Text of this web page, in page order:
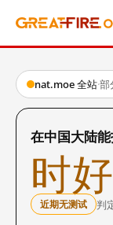
nat.moe 全站·部
在中国大陆
时
近期无测试 判